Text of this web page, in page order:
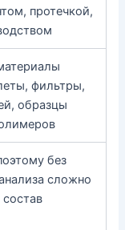
протечкой,
фильтры,
образцы
без
сложно
состав